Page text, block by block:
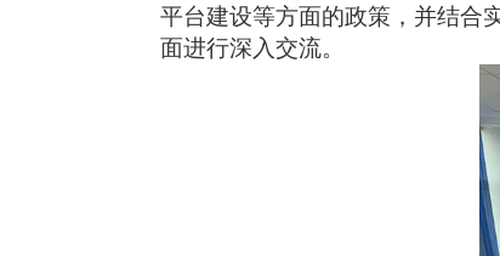
平台建设等方面的政策，并结合
面进行深入交流。